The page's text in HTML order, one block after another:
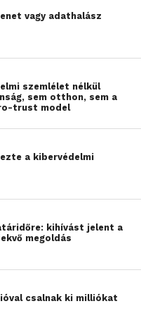
hogy az képes
új vállalati
a lakossági
így széles körben
G DATA
számos egyetem és
használja.
vagy adathalász
szemlélet nélkül
sem otthon, sem a
trust model
a kibervédelmi
kihívást jelent a
megoldás
csalnak ki milliókat